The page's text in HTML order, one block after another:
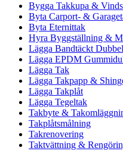
Bygga Takkupa &
Byta Carport- &
Byta Eternittak
Hyra Byggställning &
Lägga Bandtäckt
Lägga EPDM
Lägga Tak
Lägga Takpapp &
Lägga Takplåt
Lägga Tegeltak
Takbyte &
Takplåtsmålning
Takrenovering
Taktvättning &